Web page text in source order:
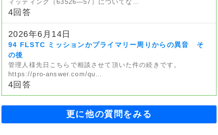
ィッティング（63526—57）についてな…
4回答
2026年6月14日
94 FLSTC ミッションかプライマリー周りからの異音 そ
の後
管理人様先日こちらで相談させて頂いた件の続きです。
https://pro-answer.com/qu…
4回答
更に他の質問をみる